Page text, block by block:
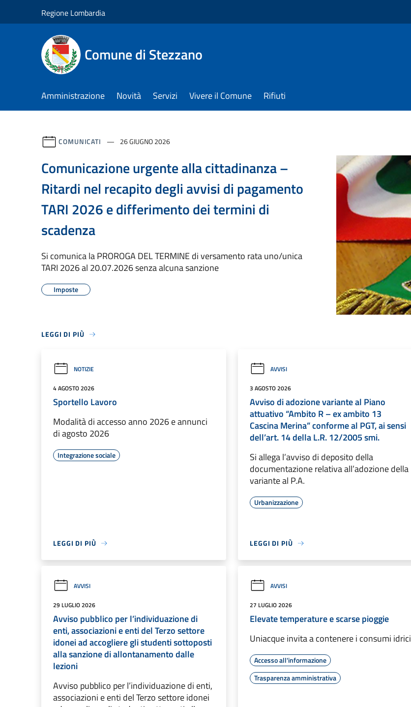
Regione Lombardia
Comune di Stezzano
Amministrazione Novità Servizi Vivere il Comune Rifiuti
COMUNICATI 26 GIUGNO 2026
Comunicazione urgente alla cittadinanza –
Ritardi nel recapito degli avvisi di pagamento
TARI 2026 e differimento dei termini di
scadenza
Si comunica la PROROGA DEL TERMINE di versamento rata uno/unica
TARI 2026 al 20.07.2026 senza alcuna sanzione
Imposte
LEGGI DI PIÙ
NOTIZIE
4 AGOSTO 2026
Sportello Lavoro
Modalità di accesso anno 2026 e annunci
di agosto 2026
Integrazione sociale
LEGGI DI PIÙ
AVVISI
3 AGOSTO 2026
Avviso di adozione variante al Piano
attuativo “Ambito R – ex ambito 13
Cascina Merina” conforme al PGT, ai sensi
dell’art. 14 della L.R. 12/2005 smi.
Si allega l’avviso di deposito della
documentazione relativa all’adozione della
variante al P.A.
Urbanizzazione
LEGGI DI PIÙ
AVVISI
29 LUGLIO 2026
Avviso pubblico per l’individuazione di
enti, associazioni e enti del Terzo settore
idonei ad accogliere gli studenti sottoposti
alla sanzione di allontanamento dalle
lezioni
Avviso pubblico per l’individuazione di enti,
associazioni e enti del Terzo settore idonei
AVVISI
27 LUGLIO 2026
Elevate temperature e scarse pioggie
Uniacque invita a contenere i consumi idrici
Accesso all'informazione
Trasparenza amministrativa